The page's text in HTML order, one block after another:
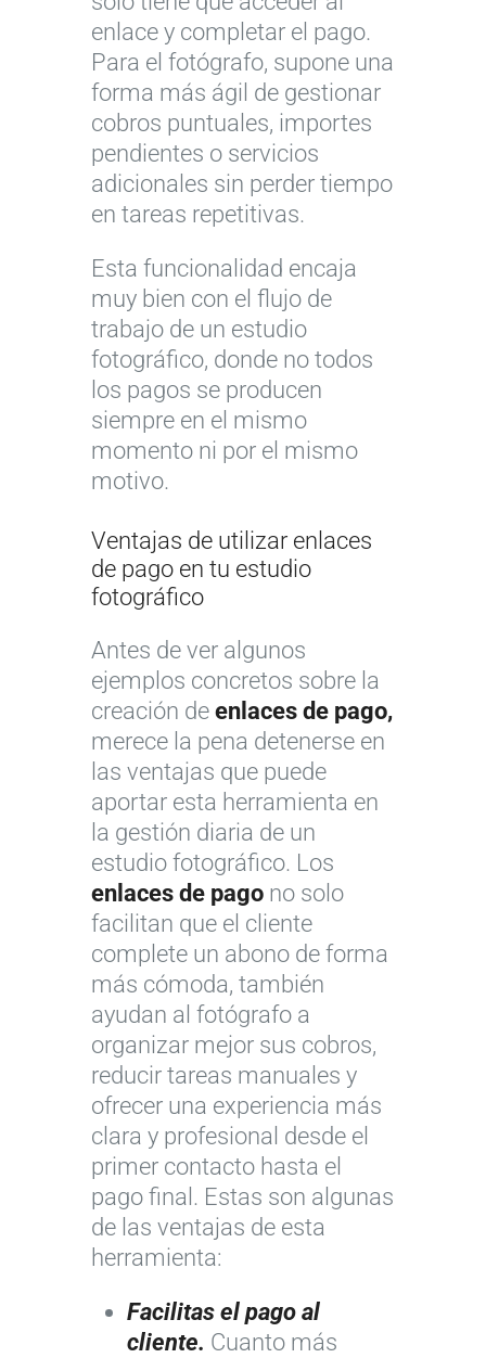
enlace y completar el pago.
Para el fotógrafo, supone una
forma más ágil de gestionar
cobros puntuales, importes
pendientes o servicios
adicionales sin perder tiempo
en tareas repetitivas.
Esta funcionalidad encaja
muy bien con el flujo de
trabajo de un estudio
fotográfico, donde no todos
los pagos se producen
siempre en el mismo
momento ni por el mismo
motivo.
Ventajas de utilizar enlaces
de pago en tu estudio
fotográfico
Antes de ver algunos
ejemplos concretos sobre la
creación de enlaces de pago,
merece la pena detenerse en
las ventajas que puede
aportar esta herramienta en
la gestión diaria de un
estudio fotográfico. Los
enlaces de pago no solo
facilitan que el cliente
complete un abono de forma
más cómoda, también
ayudan al fotógrafo a
organizar mejor sus cobros,
reducir tareas manuales y
ofrecer una experiencia más
clara y profesional desde el
primer contacto hasta el
pago final. Estas son algunas
de las ventajas de esta
herramienta:
Facilitas el pago al
cliente. Cuanto más